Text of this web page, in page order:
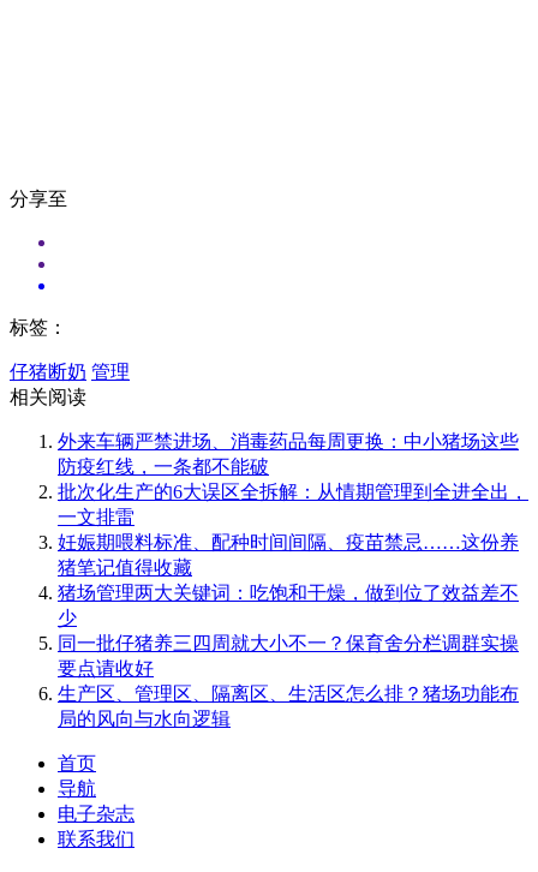
分享至
标签：
仔猪断奶 管理
相关阅读
外来车辆严禁进场、消毒药品每周更换：中小猪场这些
防疫红线，一条都不能破
批次化生产的6大误区全拆解：从情期管理到全进全出，
一文排雷
妊娠期喂料标准、配种时间间隔、疫苗禁忌……这份养
猪笔记值得收藏
猪场管理两大关键词：吃饱和干燥，做到位了效益差不
少
同一批仔猪养三四周就大小不一？保育舍分栏调群实操
要点请收好
生产区、管理区、隔离区、生活区怎么排？猪场功能布
局的风向与水向逻辑
首页
导航
电子杂志
联系我们